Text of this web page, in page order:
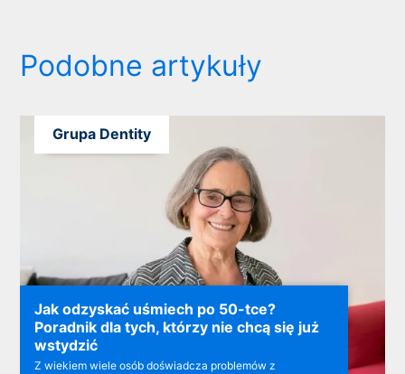
Podobne artykuły
Jak odzyskać uśmiech po 50-tce?
Poradnik dla tych, którzy nie chcą się już
wstydzić
Z wiekiem wiele osób doświadcza problemów z
Grupa Dentity